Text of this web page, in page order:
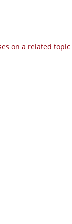
on a related topic